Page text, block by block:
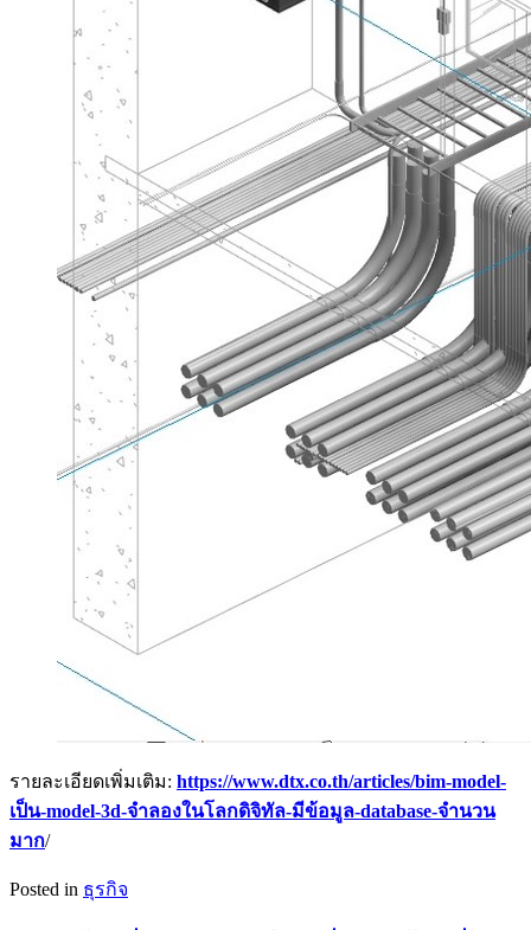
รายละเอียดเพิ่มเติม: https://www.dtx.co.th/articles/bim-model-
เป็น-model-3d-จำลองในโลกดิจิทัล-มีข้อมูล-database-จำนวน
มาก/
Posted in ธุรกิจ